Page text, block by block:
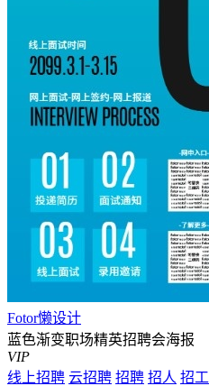
Fotor懒设计
蓝色渐变职场精英招聘会海报
VIP
线上招聘 云招聘 招聘 招人 招工